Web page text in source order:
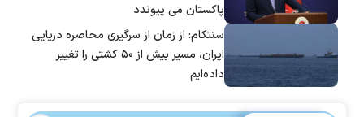
پاکستان می پیوندد
سنتکام: از زمان از سرگیری محاصره دریایی
ایران، مسیر بیش از ۵۰ کشتی را تغییر
داده‌ایم